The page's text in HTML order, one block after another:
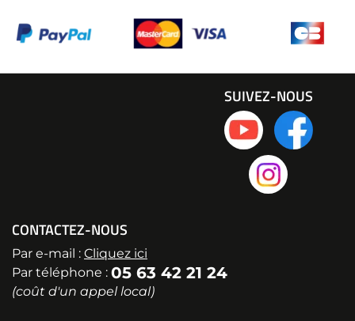
CONTACTEZ-NOUS
Par e-mail : Cliquez ici
Par téléphone : 05 63 42 21 24
(coût d'un appel local)
SUIVEZ-NOUS